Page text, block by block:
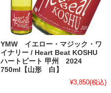
YMW イエロー・マジック・ワ
イナリー / Heart Beat KOSHU
ハートビート 甲州 2024
750ml【山形 白】
¥3,850(税込)